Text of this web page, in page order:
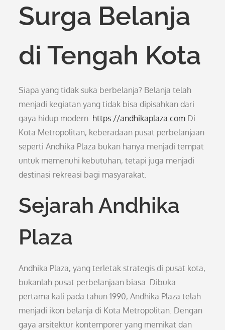
Surga Belanja
di Tengah Kota
Siapa yang tidak suka berbelanja? Belanja telah
menjadi kegiatan yang tidak bisa dipisahkan dari
gaya hidup modern. https://andhikaplaza.com Di
Kota Metropolitan, keberadaan pusat perbelanjaan
seperti Andhika Plaza bukan hanya menjadi tempat
untuk memenuhi kebutuhan, tetapi juga menjadi
destinasi rekreasi bagi masyarakat.
Sejarah Andhika
Plaza
Andhika Plaza, yang terletak strategis di pusat kota,
bukanlah pusat perbelanjaan biasa. Dibuka
pertama kali pada tahun 1990, Andhika Plaza telah
menjadi ikon belanja di Kota Metropolitan. Dengan
gaya arsitektur kontemporer yang memikat dan